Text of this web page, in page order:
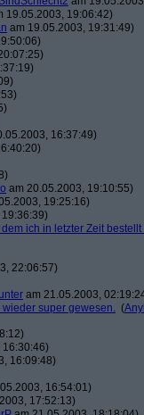
19.05.2003, 19:06:42)
am 19.05.2003, 19:31:49)
16:37:49)
am 20.05.2003, 19:10:55)
19:25:16)
ich in letzter Zeit
22:06:57)
am 21.05.2003,
super gewesen. (
16:09:48)
16:54:01)
17:52:13)